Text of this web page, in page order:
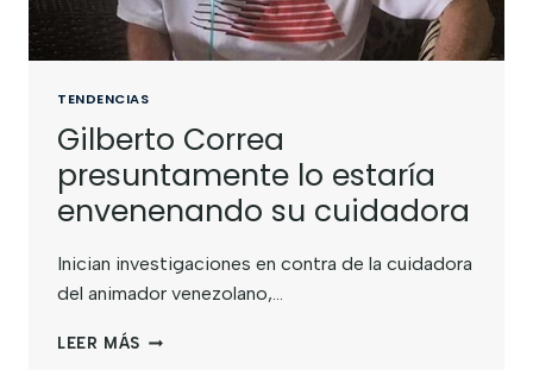
TENDENCIAS
Gilberto Correa
presuntamente lo estaría
envenenando su cuidadora
Inician investigaciones en contra de la cuidadora
del animador venezolano,…
LEER MÁS